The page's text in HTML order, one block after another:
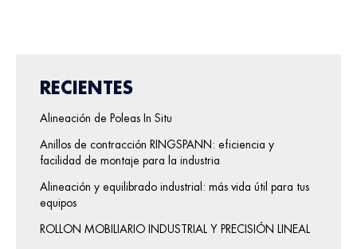
RECIENTES
Alineación de Poleas In Situ
Anillos de contracción RINGSPANN: eficiencia y
facilidad de montaje para la industria
Alineación y equilibrado industrial: más vida útil para tus
equipos
ROLLON MOBILIARIO INDUSTRIAL Y PRECISIÓN LINEAL